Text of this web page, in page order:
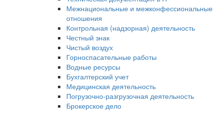
Межнациональные и межконфессиональные
отношения
Контрольная (надзорная) деятельность
Честный знак
Чистый воздух
Горноспасательные работы
Водные ресурсы
Бухгалтерский учет
Медицинская деятельность
Погрузочно-разгрузочная деятельность
Брокерское дело